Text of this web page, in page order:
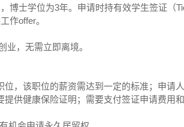
博士学位为3年。申请时持有效学生签证（
作offer。
业，无需立即离境。
，该职位的薪资需达到一定的标准；申请
供健康保险证明；需要支付签证申请费用和